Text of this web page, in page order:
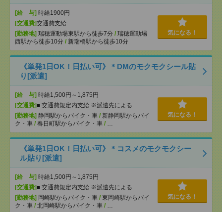
[給 与] 時給1900円
[交通費]交通費支給
[勤務地] 瑞穂運動場東駅から徒歩7分 / 瑞穂運動場
西駅から徒歩10分 / 新瑞橋駅から徒歩10分
気になる！
《単発1日OK！日払い可》＊DMのモクモクシール貼
り[派遣]
[給 与] 時給1,500円～1,875円
[交通費]■ 交通費規定内支給 ※派遣先による
[勤務地] 静岡駅からバイク・車 / 新静岡駅からバイ
ク・車 / 春日町駅からバイク・車 / …
気になる！
《単発1日OK！日払い可》＊コスメのモクモクシー
ル貼り[派遣]
[給 与] 時給1,500円～1,875円
[交通費]■ 交通費規定内支給 ※派遣先による
[勤務地] 岡崎駅からバイク・車 / 東岡崎駅からバイ
ク・車 / 北岡崎駅からバイク・車 / …
気になる！